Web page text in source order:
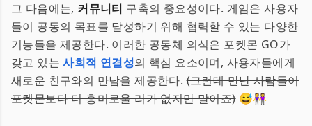
그 다음에는, 커뮤니티 구축의 중요성이다. 게임은 사용자
들이 공동의 목표를 달성하기 위해 협력할 수 있는 다양한
기능들을 제공한다. 이러한 공동체 의식은 포켓몬 GO가
갖고 있는사회적 연결성의 핵심 요소이며, 사용자들에게
새로운 친구와의 만남을 제공한다.(그런데 만난 사람들이
포켓몬보다 더 흥미로울 리가 없지만 말이죠)😅👭